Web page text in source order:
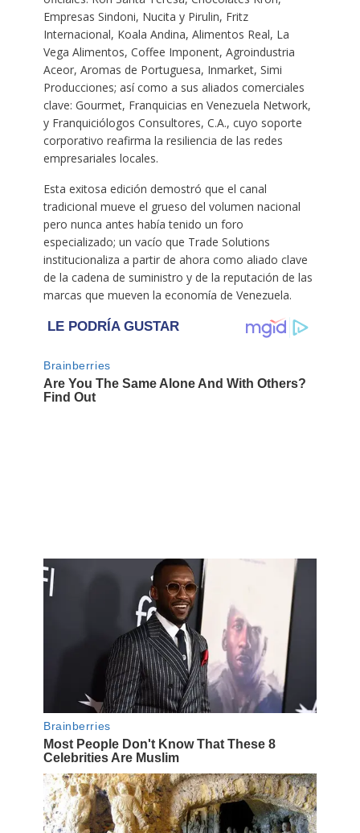
Empresas Sindoni, Nucita y Pirulin, Fritz
Internacional, Koala Andina, Alimentos Real, La
Vega Alimentos, Coffee Imponent, Agroindustria
Aceor, Aromas de Portuguesa, Inmarket, Simi
Producciones; así como a sus aliados comerciales
clave: Gourmet, Franquicias en Venezuela Network,
y Franquiciólogos Consultores, C.A., cuyo soporte
corporativo reafirma la resiliencia de las redes
empresariales locales.
Esta exitosa edición demostró que el canal
tradicional mueve el grueso del volumen nacional
pero nunca antes había tenido un foro
especializado; un vacío que Trade Solutions
institucionaliza a partir de ahora como aliado clave
de la cadena de suministro y de la reputación de las
marcas que mueven la economía de Venezuela.